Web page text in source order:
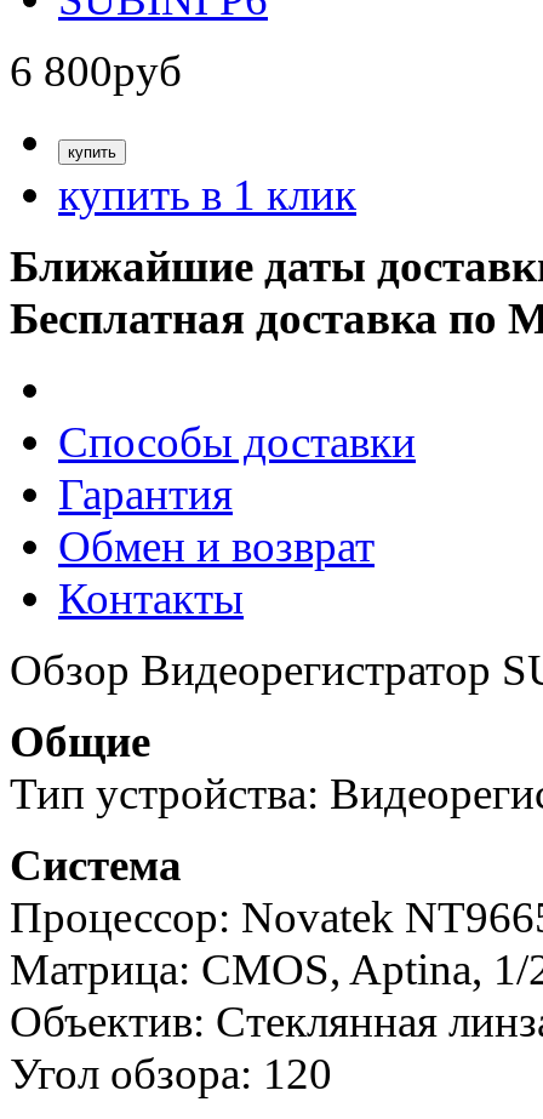
6 800руб
купить в 1 клик
Ближайшие даты
Бесплатная доставка по
Способы доставки
Гарантия
Обмен и возврат
Контакты
Обзор Видеорегистратор
Общие
Тип устройства:
Система
Процессор: Novatek
Матрица: CMOS, Aptina,
Объектив: Стеклянная
Угол обзора: 120